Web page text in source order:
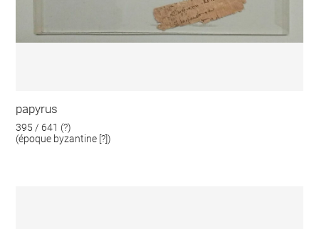
papyrus
395 / 641 (?)
(époque byzantine [?])